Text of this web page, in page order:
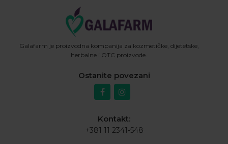
Galafarm je proizvodna kompanija za kozmetičke, dijetetske,
herbalne i OTC proizvode.
Ostanite povezani
Kontakt:
+381 11 2341-548